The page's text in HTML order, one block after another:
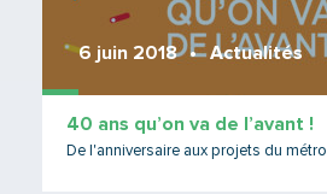
6 juin 2018 Actualités
40 ans qu’on va de l’avant !
De l'anniversaire aux projets du métro